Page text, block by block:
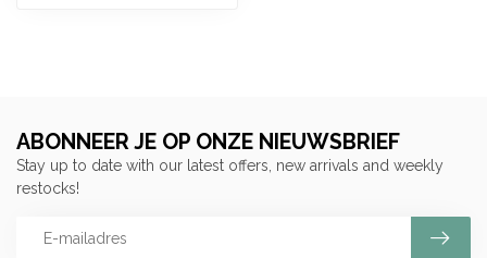
ABONNEER JE OP ONZE NIEUWSBRIEF
Stay up to date with our latest offers, new arrivals and weekly
restocks!